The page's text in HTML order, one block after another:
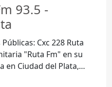
93.5 -
Cxc 228 Ruta
en Ciudad del Plata,